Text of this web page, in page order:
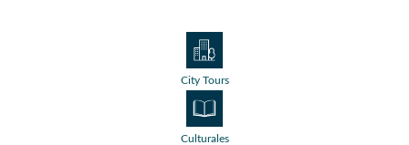
City Tours
Culturales